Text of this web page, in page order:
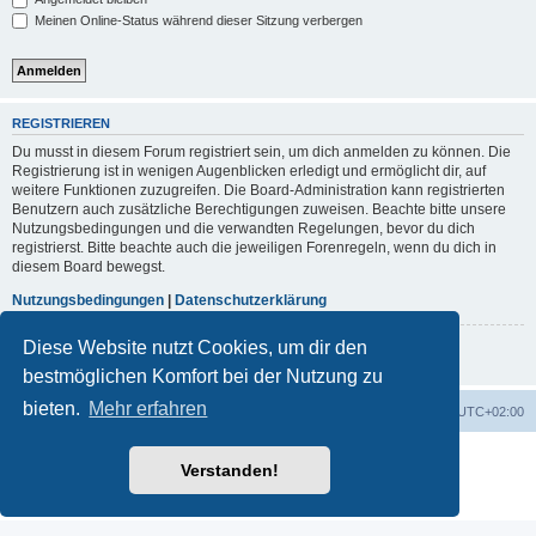
Diese Website nutzt Cookies, um dir den
bestmöglichen Komfort bei der Nutzung zu
bieten. Mehr erfahren
Verstanden!
Meinen Online-Status während dieser Sitzung verbergen
REGISTRIEREN
Du musst in diesem Forum registriert sein, um dich anmelden zu können. Die
Registrierung ist in wenigen Augenblicken erledigt und ermöglicht dir, auf
weitere Funktionen zuzugreifen. Die Board-Administration kann registrierten
Benutzern auch zusätzliche Berechtigungen zuweisen. Beachte bitte unsere
Nutzungsbedingungen und die verwandten Regelungen, bevor du dich
registrierst. Bitte beachte auch die jeweiligen Forenregeln, wenn du dich in
diesem Board bewegst.
Nutzungsbedingungen | Datenschutzerklärung
Registrieren
Portal Foren-Übersicht UTC+02:00
Powered by
® Forum Software © phpBB Limited
Deutsche Übersetzung durch
Datenschutz|Nutzungsbedingungen